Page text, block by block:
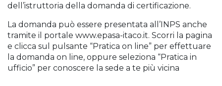
dell’istruttoria della domanda di certificazione.
La domanda può essere presentata all’INPS anche
tramite il portale www.epasa-itaco.it. Scorri la pagina
e clicca sul pulsante “Pratica on line” per effettuare
la domanda on line, oppure seleziona “Pratica in
ufficio” per conoscere la sede a te più vicina